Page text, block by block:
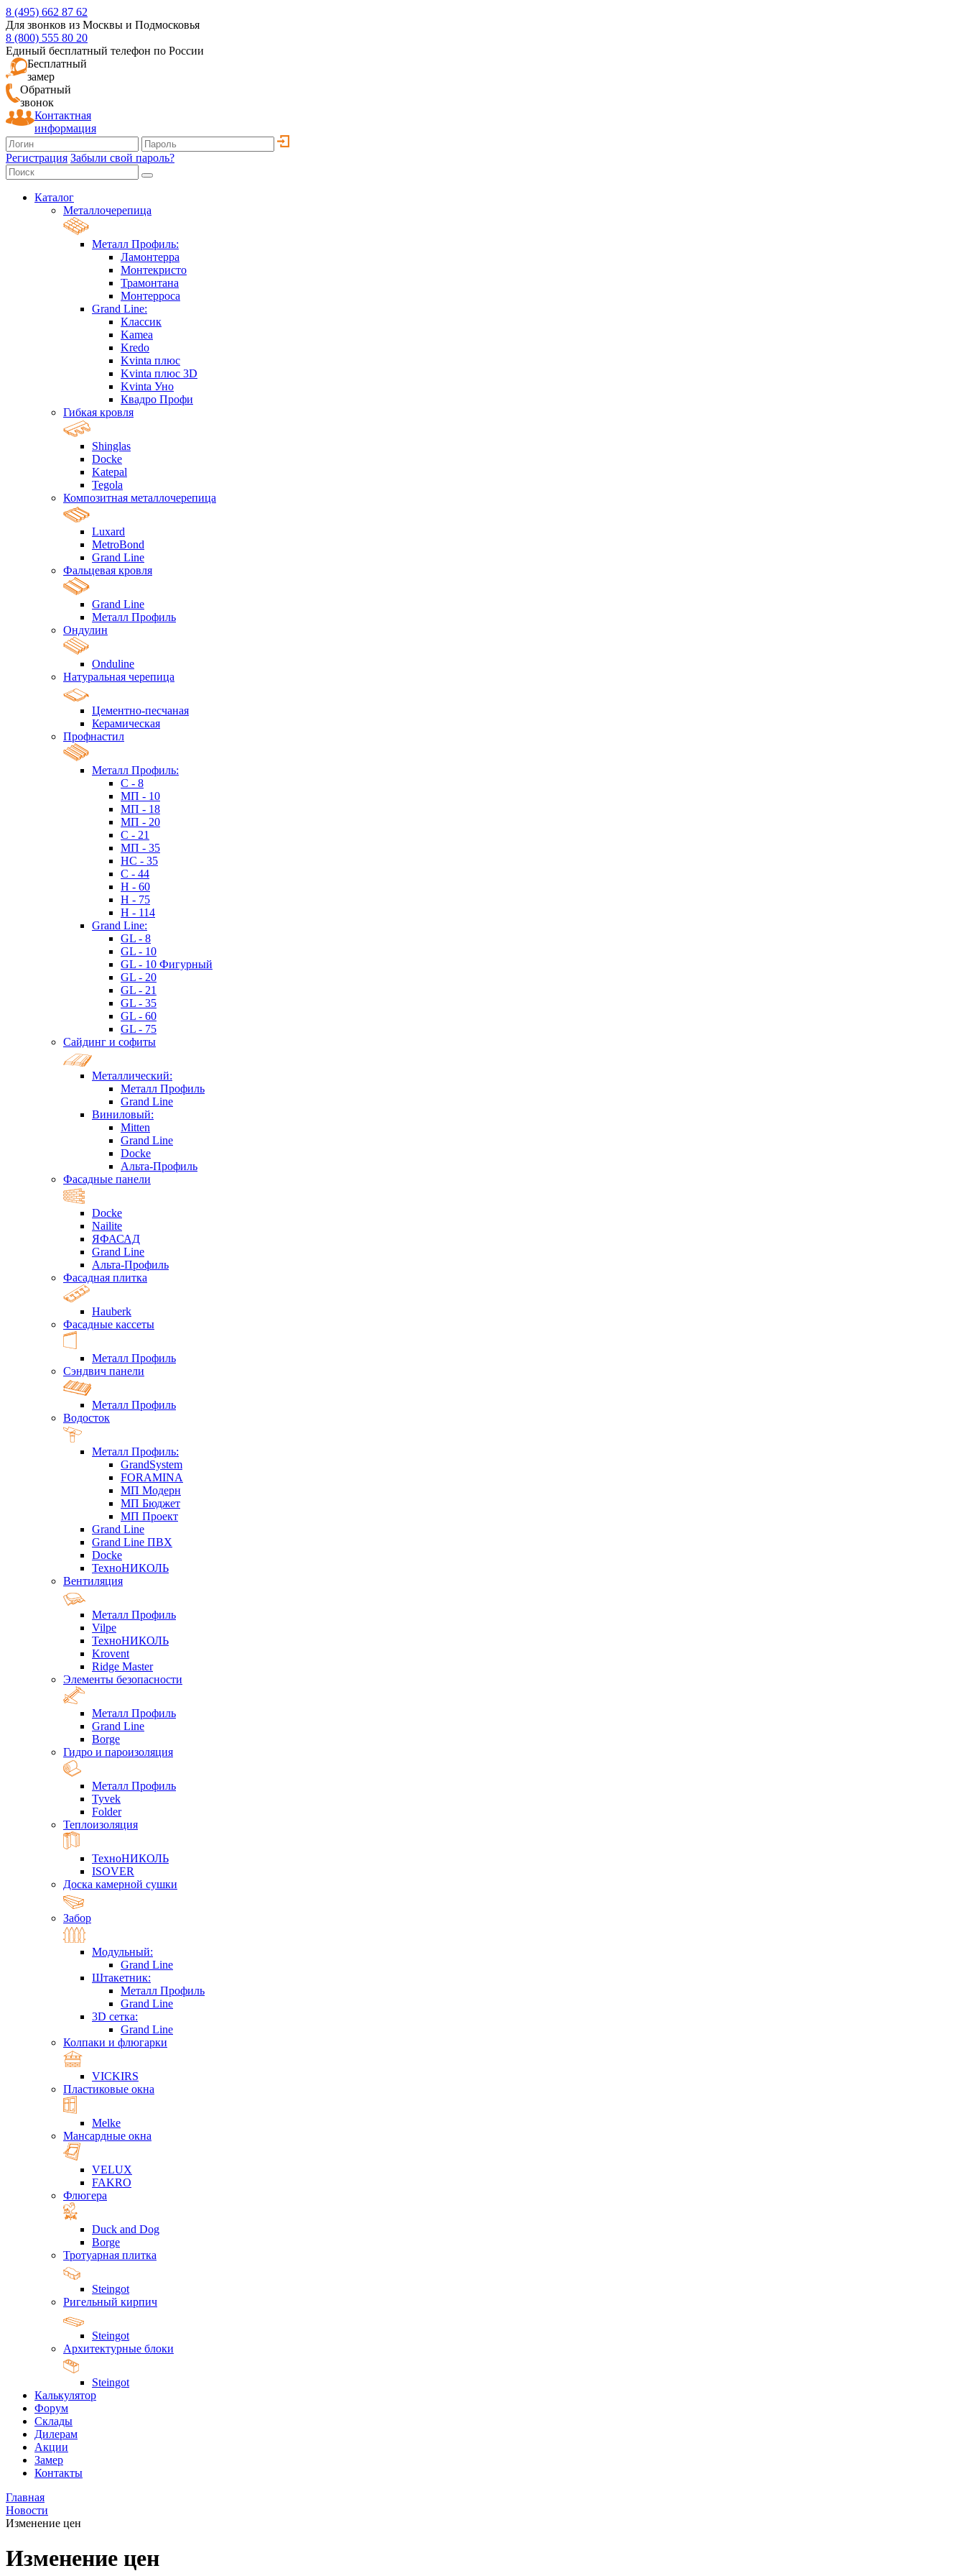
8 (495) 662 87 62
Для звонков из Москвы и Подмосковья
8 (800) 555 80 20
Единый бесплатный телефон по России
Бесплатный
замер
Обратный
звонок
Контактная
информация
Регистрация Забыли свой пароль?
Каталог
Металлочерепица
Металл Профиль:
Ламонтерра
Монтекристо
Трамонтана
Монтерроса
Grand Line:
Классик
Kamea
Kredo
Kvinta плюс
Kvinta плюс 3D
Kvinta Уно
Квадро Профи
Гибкая кровля
Shinglas
Docke
Katepal
Tegola
Композитная металлочерепица
Luxard
MetroBond
Grand Line
Фальцевая кровля
Grand Line
Металл Профиль
Ондулин
Onduline
Натуральная черепица
Цементно-песчаная
Керамическая
Профнастил
Металл Профиль:
C - 8
МП - 10
МП - 18
МП - 20
C - 21
МП - 35
HC - 35
C - 44
H - 60
H - 75
H - 114
Grand Line:
GL - 8
GL - 10
GL - 10 Фигурный
GL - 20
GL - 21
GL - 35
GL - 60
GL - 75
Сайдинг и софиты
Металлический:
Металл Профиль
Grand Line
Виниловый:
Mitten
Grand Line
Docke
Альта-Профиль
Фасадные панели
Docke
Nailite
ЯФАСАД
Grand Line
Альта-Профиль
Фасадная плитка
Hauberk
Фасадные кассеты
Металл Профиль
Сэндвич панели
Металл Профиль
Водосток
Металл Профиль:
GrandSystem
FORAMINA
МП Модерн
МП Бюджет
МП Проект
Grand Line
Grand Line ПВХ
Docke
ТехноНИКОЛЬ
Вентиляция
Металл Профиль
Vilpe
ТехноНИКОЛЬ
Krovent
Ridge Master
Элементы безопасности
Металл Профиль
Grand Line
Borge
Гидро и пароизоляция
Металл Профиль
Tyvek
Folder
Теплоизоляция
ТехноНИКОЛЬ
ISOVER
Доска камерной сушки
Забор
Модульный:
Grand Line
Штакетник:
Металл Профиль
Grand Line
3D сетка:
Grand Line
Колпаки и флюгарки
VICKIRS
Пластиковые окна
Melke
Мансардные окна
VELUX
FAKRO
Флюгера
Duck and Dog
Borge
Тротуарная плитка
Steingot
Ригельный кирпич
Steingot
Архитектурные блоки
Steingot
Калькулятор
Форум
Склады
Дилерам
Акции
Замер
Контакты
Главная
Новости
Изменение цен
Изменение цен